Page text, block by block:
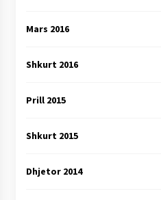
Mars 2016
Shkurt 2016
Prill 2015
Shkurt 2015
Dhjetor 2014